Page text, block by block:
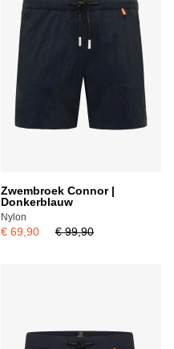
Zwembroek Connor |
Donkerblauw
Nylon
€ 69,90 € 99,90